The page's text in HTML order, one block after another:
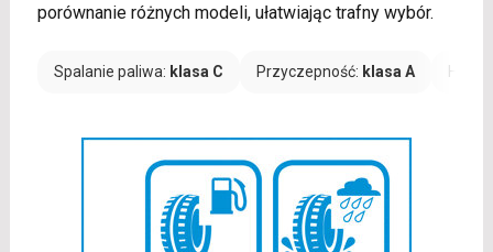
porównanie różnych modeli, ułatwiając trafny wybór.
Spalanie paliwa: klasa C Przyczepność: klasa A